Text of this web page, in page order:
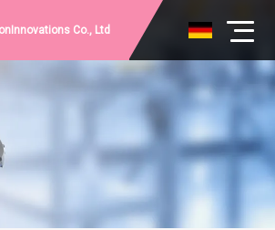
Co., Ltd